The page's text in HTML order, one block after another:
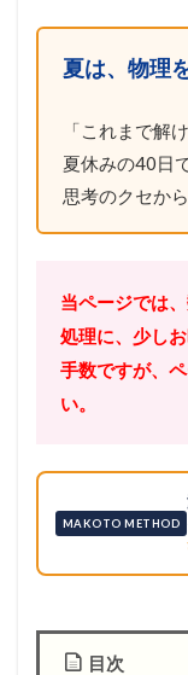
夏は、物理
「これまで解
夏休みの40日で
思考のクセか
当ページでは
処理に、少し
手数ですが、
い。
MAKOTO METHOD
目次